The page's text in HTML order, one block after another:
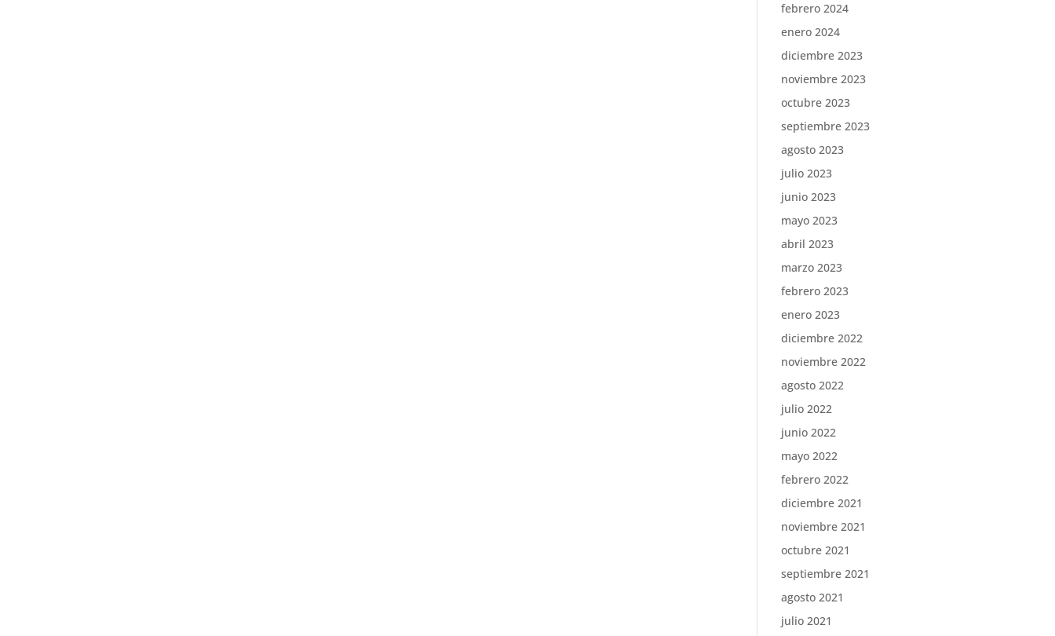
febrero 2024
enero 2024
diciembre 2023
noviembre 2023
octubre 2023
septiembre 2023
agosto 2023
julio 2023
junio 2023
mayo 2023
abril 2023
marzo 2023
febrero 2023
enero 2023
diciembre 2022
noviembre 2022
agosto 2022
julio 2022
junio 2022
mayo 2022
febrero 2022
diciembre 2021
noviembre 2021
octubre 2021
septiembre 2021
agosto 2021
julio 2021